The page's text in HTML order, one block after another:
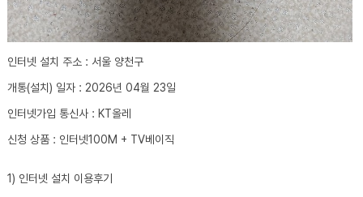
인터넷 설치 주소 : 서울 양천구
개통(설치) 일자 : 2026년 04월 23일
인터넷가입 통신사 : KT올레
신청 상품 : 인터넷100M + TV베이직
1) 인터넷 설치 이용후기